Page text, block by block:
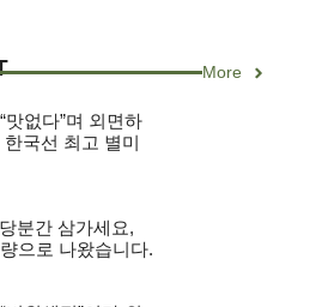
More
맛없다”며 외면하
국선 최고 별미
분간 삼가세요,
으로 나왔습니다.